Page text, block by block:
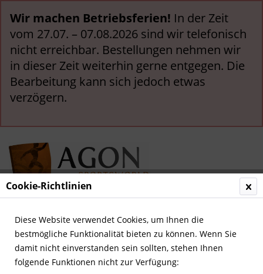
Wir machen Betriebsferien! In der Zeit
vom 27.07. – 07.08.2026 sind wir telefonisch
nicht erreichbar. Bestellungen nehmen wir
in dieser Zeit weiterhin gerne entgegen. Die
Bearbeitung kann sich jedoch etwas
verzögern.
Menü
Übersicht Deutsche Nationalspieler
Cookie-Richtlinien
Diese Website verwendet Cookies, um Ihnen die
bestmögliche Funktionalität bieten zu können. Wenn Sie
damit nicht einverstanden sein sollten, stehen Ihnen
folgende Funktionen nicht zur Verfügung: